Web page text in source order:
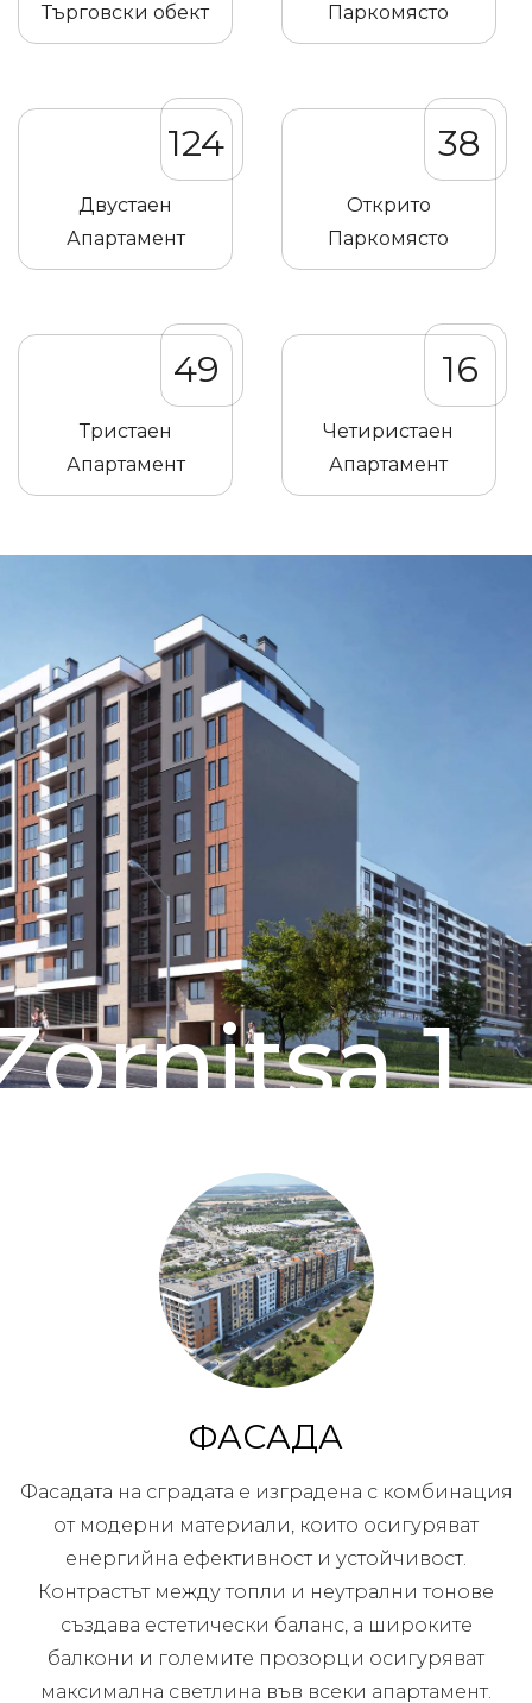
Търговски обект
Паркомясто
124
Двустаен
Апартамент
38
Открито
Паркомясто
49
Тристаен
Апартамент
16
Четиристаен
Апартамент
1
ФАСАДА
Фасадата на сградата е изградена с комбинация
от модерни материали, които осигуряват
енергийна ефективност и устойчивост.
Контрастът между топли и неутрални тонове
създава естетически баланс, а широките
балкони и големите прозорци осигуряват
максимална светлина във всеки апартамент.